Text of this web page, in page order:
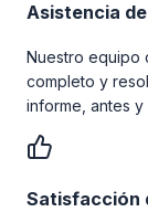
Asistencia
Nuestro equipo
completo y
informe, antes
Satisfacción